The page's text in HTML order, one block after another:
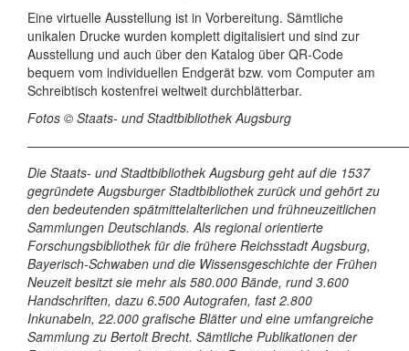
Eine virtuelle Ausstellung ist in Vorbereitung. Sämtliche
unikalen Drucke wurden komplett digitalisiert und sind zur
Ausstellung und auch über den Katalog über QR-Code
bequem vom individuellen Endgerät bzw. vom Computer am
Schreibtisch kostenfrei weltweit durchblätterbar.
Fotos © Staats- und Stadtbibliothek Augsburg
Die Staats- und Stadtbibliothek Augsburg geht auf die 1537
gegründete Augsburger Stadtbibliothek zurück und gehört zu
den bedeutenden spätmittelalterlichen und frühneuzeitlichen
Sammlungen Deutschlands. Als regional orientierte
Forschungsbibliothek für die frühere Reichsstadt Augsburg,
Bayerisch-Schwaben und die Wissensgeschichte der Frühen
Neuzeit besitzt sie mehr als 580.000 Bände, rund 3.600
Handschriften, dazu 6.500 Autografen, fast 2.800
Inkunabeln, 22.000 grafische Blätter und eine umfangreiche
Sammlung zu Bertolt Brecht. Sämtliche Publikationen der